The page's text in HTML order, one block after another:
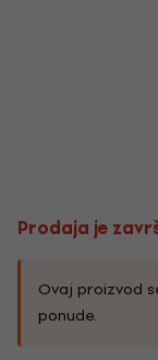
Prodaja je
Ovaj proizvod
ponude.